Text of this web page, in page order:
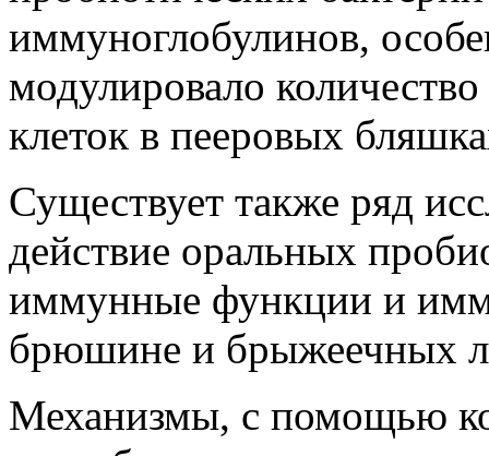
иммуноглобулинов,
модулировало
клеток в пееровых
Существует также ряд
действие оральных
иммунные функции и
брюшине и брыжеечных
Механизмы, с помощью